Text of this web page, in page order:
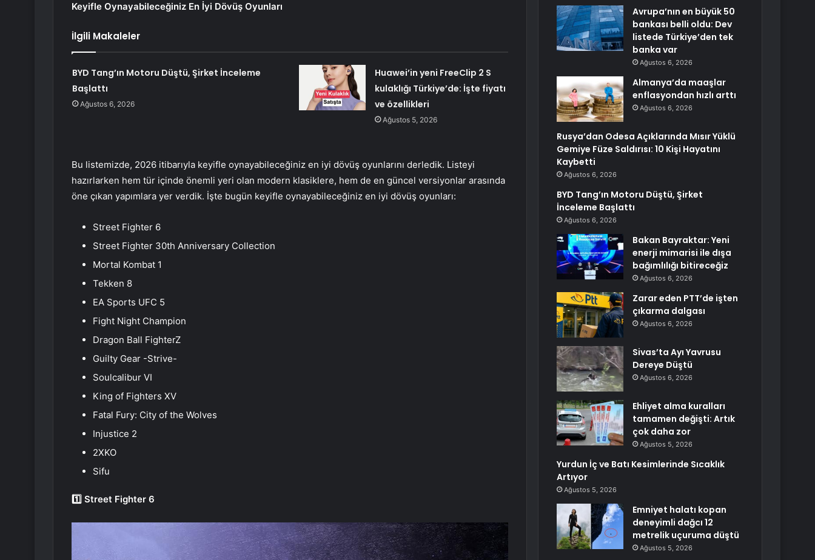
Keyifle Oynayabileceğiniz En İyi Dövüş Oyunları
İlgili Makaleler
BYD Tang’ın Motoru Düştü, Şirket İnceleme
Başlattı
Ağustos 6, 2026
Huawei’in yeni FreeClip 2 S
kulaklığı Türkiye’de: İşte fiyatı
ve özellikleri
Ağustos 5, 2026
Bu listemizde, 2026 itibarıyla keyifle oynayabileceğiniz en iyi dövüş oyunlarını derledik. Listeyi
hazırlarken hem tür içinde önemli yeri olan modern klasiklere, hem de en güncel versiyonlar arasında
öne çıkan yapımlara yer verdik. İşte bugün keyifle oynayabileceğiniz en iyi dövüş oyunları:
Street Fighter 6
Street Fighter 30th Anniversary Collection
Mortal Kombat 1
Tekken 8
EA Sports UFC 5
Fight Night Champion
Dragon Ball FighterZ
Guilty Gear -Strive-
Soulcalibur VI
King of Fighters XV
Fatal Fury: City of the Wolves
Injustice 2
2XKO
Sifu
1️⃣ Street Fighter 6
Avrupa’nın en büyük 50
bankası belli oldu: Dev
listede Türkiye’den tek
banka var
Ağustos 6, 2026
Almanya’da maaşlar
enflasyondan hızlı arttı
Ağustos 6, 2026
Rusya’dan Odesa Açıklarında Mısır Yüklü
Gemiye Füze Saldırısı: 10 Kişi Hayatını
Kaybetti
Ağustos 6, 2026
BYD Tang’ın Motoru Düştü, Şirket
İnceleme Başlattı
Ağustos 6, 2026
Bakan Bayraktar: Yeni
enerji mimarisi ile dışa
bağımlılığı bitireceğiz
Ağustos 6, 2026
Zarar eden PTT’de işten
çıkarma dalgası
Ağustos 6, 2026
Sivas’ta Ayı Yavrusu
Dereye Düştü
Ağustos 6, 2026
Ehliyet alma kuralları
tamamen değişti: Artık
çok daha zor
Ağustos 5, 2026
Yurdun İç ve Batı Kesimlerinde Sıcaklık
Artıyor
Ağustos 5, 2026
Emniyet halatı kopan
deneyimli dağcı 12
metrelik uçuruma düştü
Ağustos 5, 2026